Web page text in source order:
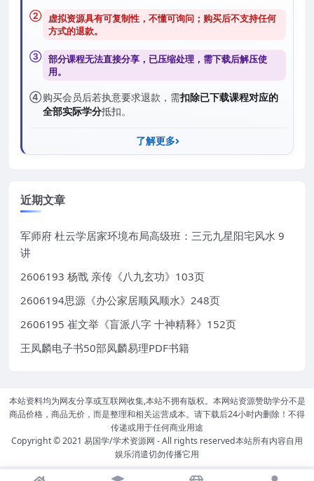
② 虚拟资源具有可复制性，不懂可询问；购买后不支持任何
方式的退款。
③ 部分课程无法直接分享，已压缩处理，需下载后解压使
用。
④购买会员后若执意要求退款，需扣除已下载课程对应的
全部实际学分抵扣。
了解更多
近期文章
军师府 杜云学居家环境布局高级班：三元九星阳宅风水 9
讲
2606193 杨戬 亲传《八九玄功》103页
2606194思源《办公家居顺风顺水》248页
2606195 崔文举《盲派八字 十神精释》152页
王凤麟电子书50部凤麟易理PDF书籍
本站资料均为网友分享或互联网收集,本站不拥有版权。本网站资源赞助学分不是
商品价格，商品无价，而是整理和相关运营成本。请下载后24小时内删除！不得
传递或用于任何商业用途
Copyright © 2021 易国学/学术资源网 - All rights reserved本站所有内容自用
娱乐消遣切勿传播它用